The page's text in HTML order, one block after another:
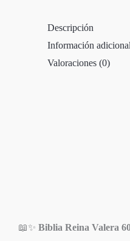
Descripción
Información adicional
Valoraciones (0)
📖✨ Biblia Reina Valera